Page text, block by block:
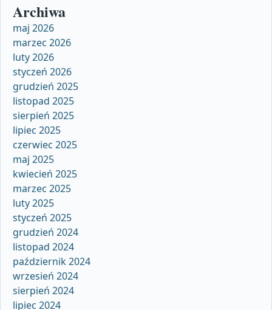
Archiwa
maj 2026
marzec 2026
luty 2026
styczeń 2026
grudzień 2025
listopad 2025
sierpień 2025
lipiec 2025
czerwiec 2025
maj 2025
kwiecień 2025
marzec 2025
luty 2025
styczeń 2025
grudzień 2024
listopad 2024
październik 2024
wrzesień 2024
sierpień 2024
lipiec 2024